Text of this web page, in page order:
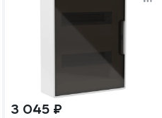
3 045 ₽